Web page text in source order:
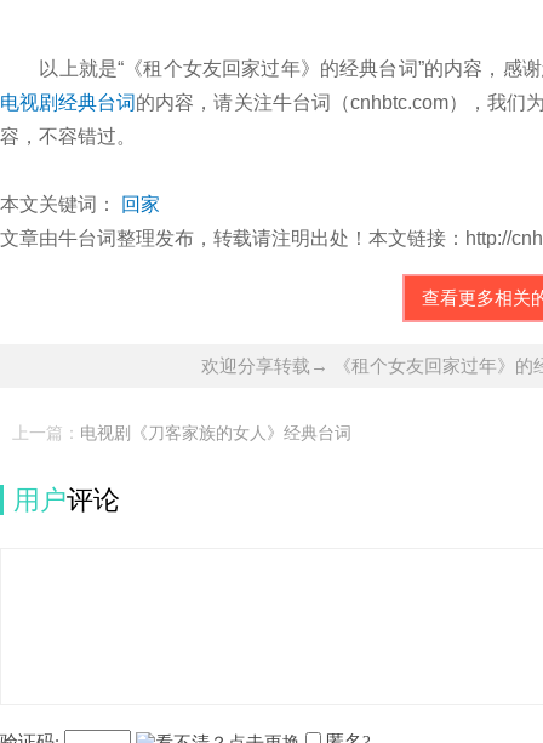
以上就是“《租个女友回家过年》的经典台词”的内容，感
电视剧经典台词的内容，请关注牛台词（cnhbtc.com），我们
容，不容错过。
本文关键词：
回家
文章由牛台词整理发布，转载请注明出处！本文链接：http://
查看更多相关
欢迎分享转载→ 《租个女友回家过年》的
上一篇： 电视剧《刀客家族的女人》经典台词
用户评论